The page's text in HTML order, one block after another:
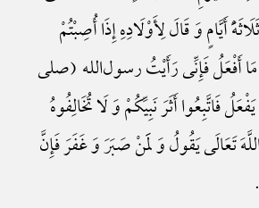
أَیَّامٍ وَ قَالَ لِأَوْلَادِهِ إِذَا أُصِبْتُمْ
مَا أَفْعَلُ فَإِنِّی رَأَیْتُ رسول‌الله (صلی
فَاتَّبِعُوا أَثَرَ نَبِیِّکُمْ وَ لَا تُخَالِفُوهُ
تَعَالَی یَقُولُ وَ لَمَنْ صَبَرَ وَ غَفَرَ فَإِنَّ